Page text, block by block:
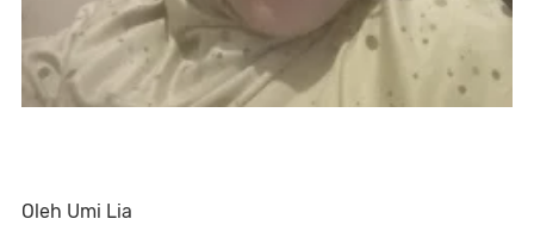
Oleh Umi Lia